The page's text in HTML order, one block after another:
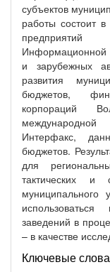
субъектов
работы состоит
предприятий
Информационной
и зарубежных
развития
бюджетов,
корпораций
Интерфакс,
бюджетов.
для
тактических и
муниципального
заведений в
– в качестве
Ключевые слова